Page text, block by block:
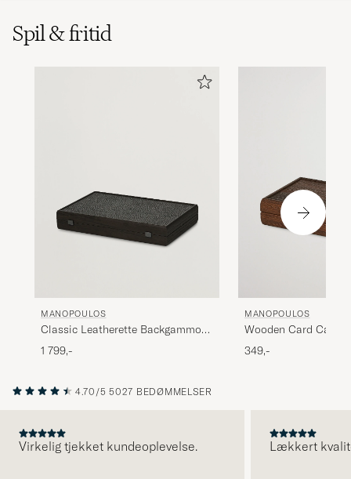
Spil & fritid
MANOPOULOS
Classic Leatherette Backgammon
Set Black
1 799,-
MANOPOULOS
Wooden Card Case
349,-
4.70/5 5027 BEDØMMELSER
Virkelig tjekket kundeoplevelse. Lækkert